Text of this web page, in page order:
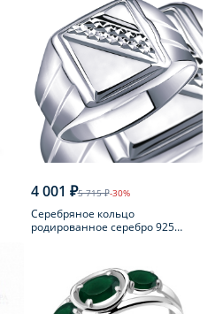
4 001 ₽5 715 ₽-30%
Серебряное кольцо
родированное серебро 925